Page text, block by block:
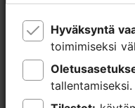
Lähellä olevia
Hyväksyntä
toimimiseksi
tallentamiseksi.
Hyväksyntä
toimimiseksi
tallentamiseksi.